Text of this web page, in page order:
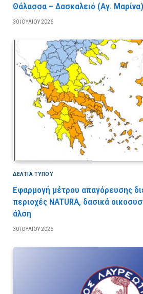
Θάλασσα – Δασκαλειό (Αγ. Μαρίνα)
30 ΙΟΥΛΊΟΥ 2026
ΔΕΛΤΙΑ ΤΥΠΟΥ
Εφαρμογή μέτρου απαγόρευσης
περιοχές NATURA, δασικά
άλση
30 ΙΟΥΛΊΟΥ 2026